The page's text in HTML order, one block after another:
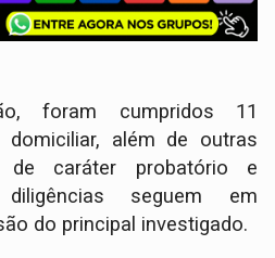
foram cumpridos 11
além de outras
de caráter probatório e
seguem em
do principal investigado.